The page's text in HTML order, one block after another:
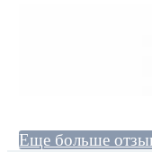
Еще больше